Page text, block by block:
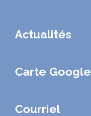
Actualités
Carte Google
Courriel